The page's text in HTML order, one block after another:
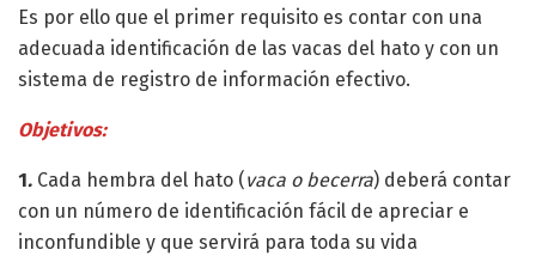
Es por ello que el primer requisito es contar con una
adecuada identificación de las vacas del hato y con un
sistema de registro de información efectivo.
Objetivos:
1. Cada hembra del hato (vaca o becerra) deberá contar
con un número de identificación fácil de apreciar e
inconfundible y que servirá para toda su vida